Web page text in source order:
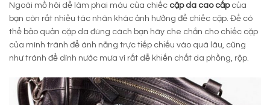
Ngoài mồ hôi dễ làm phai màu của chiếc cặp da cao cấpcủa
bạn còn rất nhiều tác nhân khác ảnh hưởng để chiếc cặp. Để có
thể bảo quản cặp da đúng cách bạn hãy che chắn cho chiếc cặp
của mình tránh để ánh nắng trực tiếp chiếu vào quá lâu, cũng
như tránh để dính nước mưa vì rất dễ khiến chất da phồng, rộp.